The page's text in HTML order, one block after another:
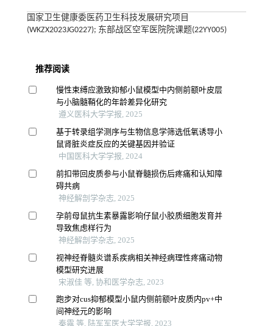
国家卫生健康委医药卫生科技发展研究项目
(WKZX2023JG0227); 东部战区空军医院院课题(22YY005)